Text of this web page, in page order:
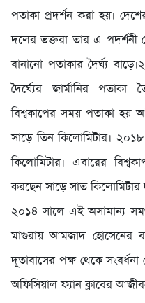
পতাকা প্রদর্শন করা হয়।
দলের ভক্তরা তার এ পদর্শনী
বানানো পতাকার দৈর্ঘ্য
দৈর্ঘ্যের জার্মানির
বিশ্বকাপের সময় পতাকা হয়
সাড়ে তিন কিলোমিটার।
কিলোমিটার। এবারের
করছেন সাড়ে সাত কিলোমিটার
২০১৪ সালে এই অসামান্য
মাগুরায় আমজাদ হোসেনের
দূতাবাসের পক্ষ থেকে
অফিসিয়াল ফ্যান ক্লাবের